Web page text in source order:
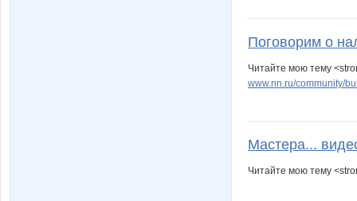
Поговорим о
Читайте мою тему
www.nn.ru/community/
Мастера...
Читайте мою тему